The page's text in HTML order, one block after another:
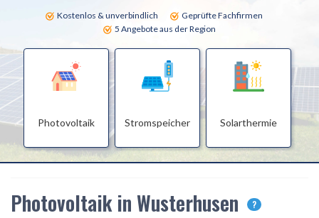
Kostenlos & unverbindlich
Geprüfte Fachfirmen
5 Angebote aus der Region
Photovoltaik Stromspeicher Solarthermie
Photovoltaik in Wusterhusen ?